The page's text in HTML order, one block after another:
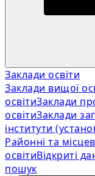
Заклади освіти
Заклади вищої
освітиЗаклади
освітиЗаклади
інститути
Районні та
освітиВідкриті
пошук